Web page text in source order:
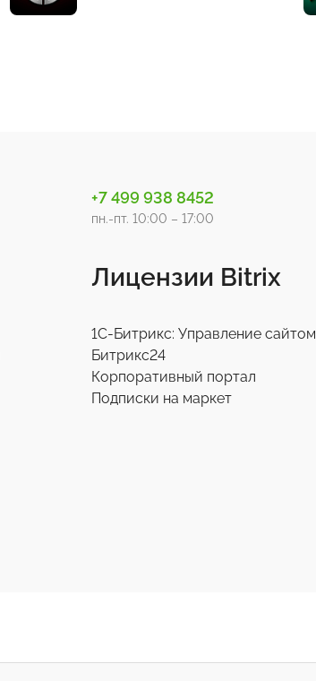
+7 499 938 8452
пн.-пт. 10:00 – 17:00
Лицензии Bitrix
1С-Битрикс: Управление сайтом
Битрикс24
Корпоративный портал
Подписки на маркет